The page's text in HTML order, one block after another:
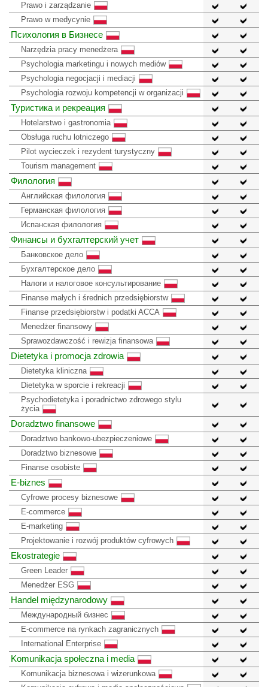
Prawo i zarządzanie
Prawo w medycynie
Психология в Бизнесе
Narzędzia pracy menedżera
Psychologia marketingu i nowych mediów
Psychologia negocjacji i mediacji
Psychologia rozwoju kompetencji w organizacji
Туристика и рекреация
Hotelarstwo i gastronomia
Obsługa ruchu lotniczego
Pilot wycieczek i rezydent turystyczny
Tourism management
Филология
Английская филология
Германская филология
Испанская филология
Финансы и бухгалтерский учет
Банковское дело
Бухгалтерское дело
Налоги и налоговое консультирование
Finanse małych i średnich przedsiębiorstw
Finanse przedsiębiorstw i podatki ACCA
Menedżer finansowy
Sprawozdawczość i rewizja finansowa
Dietetyka i promocja zdrowia
Dietetyka kliniczna
Dietetyka w sporcie i rekreacji
Psychodietetyka i poradnictwo zdrowego stylu
życia
Doradztwo finansowe
Doradztwo bankowo-ubezpieczeniowe
Doradztwo biznesowe
Finanse osobiste
E-biznes
Cyfrowe procesy biznesowe
E-commerce
E-marketing
Projektowanie i rozwój produktów cyfrowych
Ekostrategie
Green Leader
Menedżer ESG
Handel międzynarodowy
Международный бизнес
E-commerce na rynkach zagranicznych
International Enterprise
Komunikacja społeczna i media
Komunikacja biznesowa i wizerunkowa